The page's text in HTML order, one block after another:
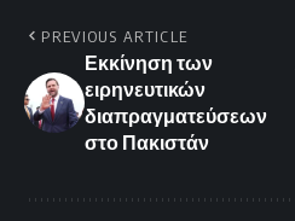
PREVIOUS ARTICLE
Εκκίνηση των
ειρηνευτικών
διαπραγματεύσεων
στο Πακιστάν